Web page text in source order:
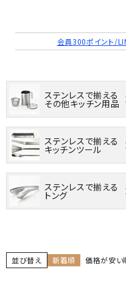
会員300ポイント/
ステンレスで揃える
その他キッチン用品
ステンレスで揃える
キッチンツール
ステンレスで揃える
トング
並び替え 新着順 価格が安い